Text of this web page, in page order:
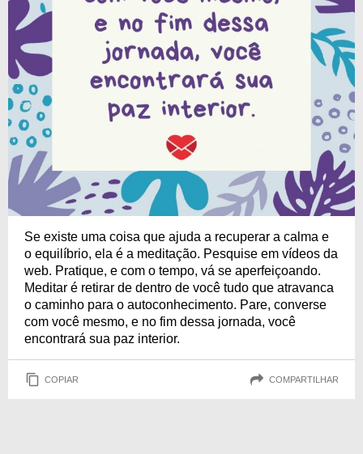
Se existe uma coisa que ajuda a recuperar a calma e
o equilíbrio, ela é a meditação. Pesquise em vídeos da
web. Pratique, e com o tempo, vá se aperfeiçoando.
Meditar é retirar de dentro de você tudo que atravanca
o caminho para o autoconhecimento. Pare, converse
com você mesmo, e no fim dessa jornada, você
encontrará sua paz interior.
COPIAR COMPARTILHAR